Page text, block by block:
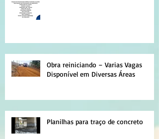
Obra reiniciando – Varias Vagas
Disponível em Diversas Áreas
Planilhas para traço de concreto